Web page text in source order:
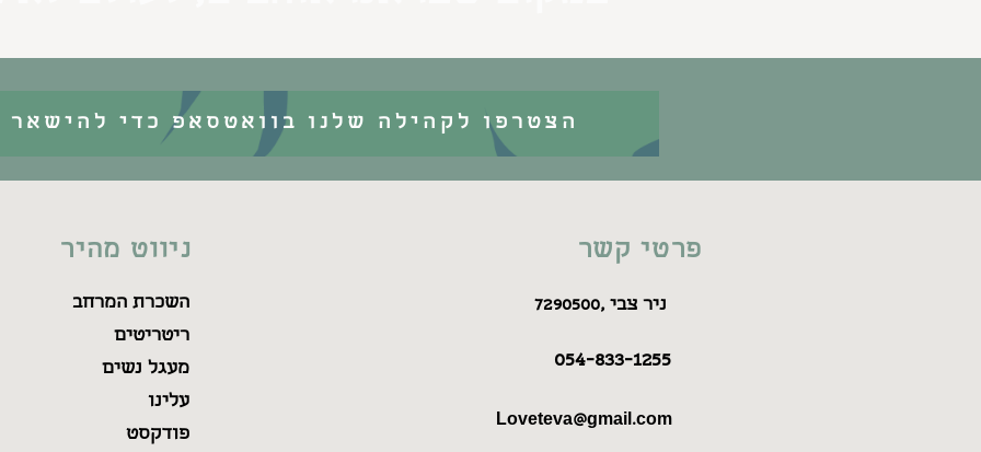
הצטרפו לקהילה שלנו בוואטסאפ כדי להישאר
ניווט מהיר
השכרת המרחב
ריטריטים
מעגל נשים
עלינו
פודקסט
פרטי קשר
7290500, ניר צבי
054-833-1255
Loveteva@gmail.com